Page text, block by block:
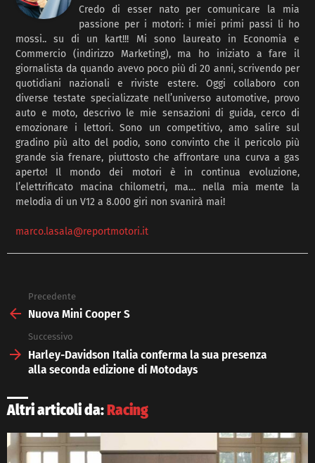
Credo di esser nato per comunicare la mia
passione per i motori: i miei primi passi li ho
mossi.. su di un kart!!! Mi sono laureato in Economia e
Commercio (indirizzo Marketing), ma ho iniziato a fare il
giornalista da quando avevo poco più di 20 anni, scrivendo per
quotidiani nazionali e riviste estere. Oggi collaboro con
diverse testate specializzate nell’universo automotive, provo
auto e moto, descrivo le mie sensazioni di guida, cerco di
emozionare i lettori. Sono un competitivo, amo salire sul
gradino più alto del podio, sono convinto che il pericolo più
grande sia frenare, piuttosto che affrontare una curva a gas
aperto! Il mondo dei motori è in continua evoluzione,
l’elettrificato macina chilometri, ma… nella mia mente la
melodia di un V12 a 8.000 giri non svanirà mai!
marco.lasala@reportmotori.it
more
Precedente
Nuova Mini Cooper S
Successivo
Harley-Davidson Italia conferma la sua presenza
alla seconda edizione di Motodays
Altri articoli da:Racing